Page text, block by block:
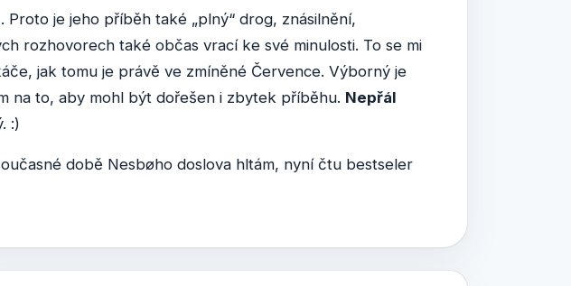
. Proto je jeho příběh také „plný“ drog, znásilnění,
rozhovorech také občas vrací ke své minulosti. To se mi
jak tomu je právě ve zmíněné Července. Výborný je
na to, aby mohl být dořešen i zbytek příběhu. Nepřál
:)
době Nesbøho doslova hltám, nyní čtu bestseler